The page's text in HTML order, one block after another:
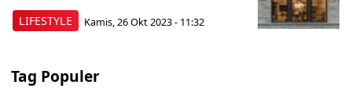
LIFESTYLE Kamis, 26 Okt 2023 - 11:32
Tag Populer